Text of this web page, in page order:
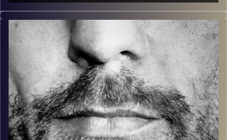
זיפים, מוזיקה מחוספסת של הופעות חיות. הרבה ג'אם, רוק,
בלוז, bluegrass, ג'אז, Fאנק, פרוגרסיב ואפילו אלקטרוניקה.
כל מה שחי, אמיתי ונושם.
עם שמוליק רגב.
קרדיט תמונות: David Goehring